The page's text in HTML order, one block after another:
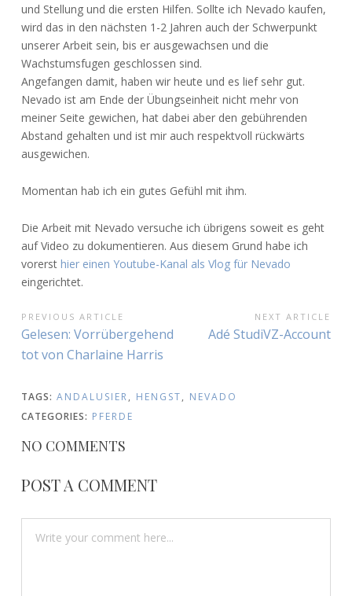
und Stellung und die ersten Hilfen. Sollte ich Nevado kaufen,
wird das in den nächsten 1-2 Jahren auch der Schwerpunkt
unserer Arbeit sein, bis er ausgewachsen und die
Wachstumsfugen geschlossen sind.
Angefangen damit, haben wir heute und es lief sehr gut.
Nevado ist am Ende der Übungseinheit nicht mehr von
meiner Seite gewichen, hat dabei aber den gebührenden
Abstand gehalten und ist mir auch respektvoll rückwärts
ausgewichen.
Momentan hab ich ein gutes Gefühl mit ihm.
Die Arbeit mit Nevado versuche ich übrigens soweit es geht
auf Video zu dokumentieren. Aus diesem Grund habe ich
vorerst hier einen Youtube-Kanal als Vlog für Nevado
eingerichtet.
BEITRAGSNAVIGATION
PREVIOUS ARTICLE
Previous
Article:
Gelesen: Vorrübergehend
tot von Charlaine Harris
NEXT ARTICLE
Next
Adé StudiVZ-Account
TAGS: ANDALUSIER, HENGST, NEVADO
CATEGORIES: PFERDE
NO COMMENTS
POST A COMMENT